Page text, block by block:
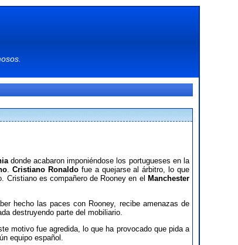
.
donde acabaron imponiéndose los portugueses en la
.Cristiano Ronaldo fue a quejarse al árbitro, lo que
Cristiano es compañero de Rooney en el Manchester
hecho las paces con Rooney, recibe amenazas de
destruyendo parte del mobiliario.
motivo fue agredida, lo que ha provocado que pida a
equipo español.